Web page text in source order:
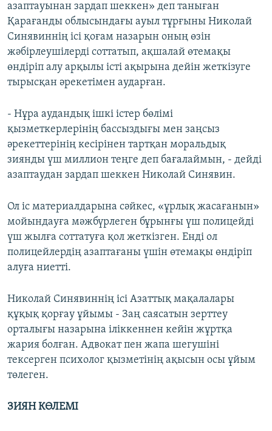
азаптауынан зардап шеккен» деп таныған
Қарағанды облысындағы ауыл тұрғыны Николай
Синявиннің ісі қоғам назарын оның өзін
жәбірлеушілерді соттатып, ақшалай өтемақы
өндіріп алу арқылы істі ақырына дейін жеткізуге
тырысқан әрекетімен аударған.
- Нұра аудандық ішкі істер бөлімі
қызметкерлерінің бассыздығы мен заңсыз
әрекеттерінің кесірінен тартқан моральдық
зиянды үш миллион теңге деп бағалаймын, - дейді
азаптаудан зардап шеккен Николай Синявин.
Ол іс материалдарына сәйкес, «ұрлық жасағанын»
мойындауға мәжбүрлеген бұрынғы үш полицейді
үш жылға соттатуға қол жеткізген. Енді ол
полицейлердің азаптағаны үшін өтемақы өндіріп
алуға ниетті.
Николай Синявиннің ісі Азаттық мақалалары
құқық қорғау ұйымы - Заң саясатын зерттеу
орталығы назарына іліккеннен кейін жұртқа
жария болған. Адвокат пен жапа шегушіні
тексерген психолог қызметінің ақысын осы ұйым
төлеген.
ЗИЯН КӨЛЕМІ